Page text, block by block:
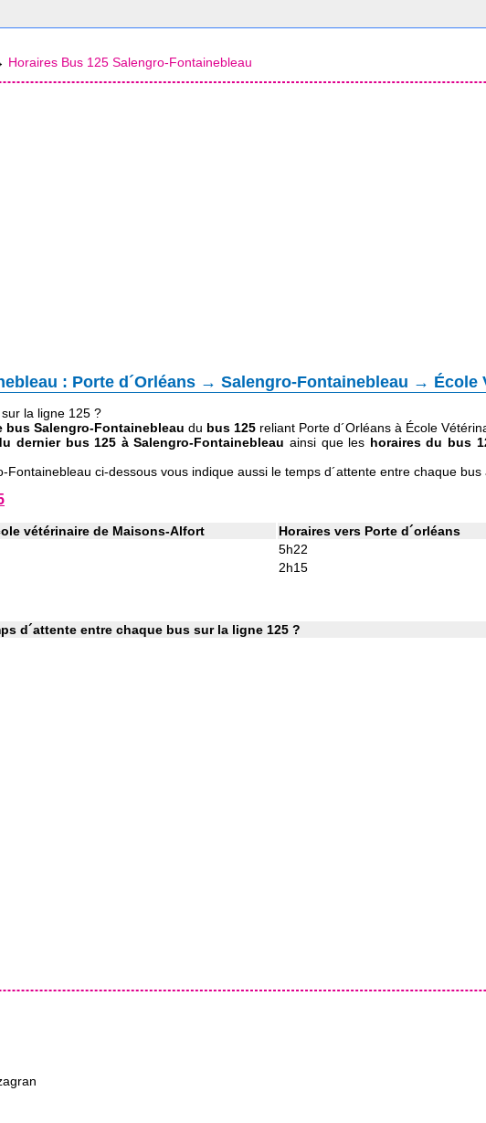
Horaires Bus 125 Salengro-Fontainebleau
: Porte d´Orléans → Salengro-Fontainebleau →
sur la ligne 125 ?
bus Salengro-Fontainebleau du bus 125 reliant Porte d´Orléans à École
dernier bus 125 à Salengro-Fontainebleau ainsi que les horaires du bus
Fontainebleau ci-dessous vous indique aussi le temps d´attente entre chaque bus
vétérinaire de Maisons-Alfort Horaires vers Porte d´orléans
5h22
2h15
d´attente entre chaque bus sur la ligne 125 ?